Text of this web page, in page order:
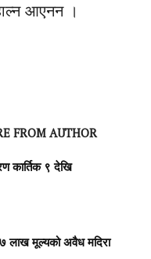
आएनन ।
FROM AUTHOR
कार्तिक ९ देखि
७ लाख मूल्यको अवैध मदिरा